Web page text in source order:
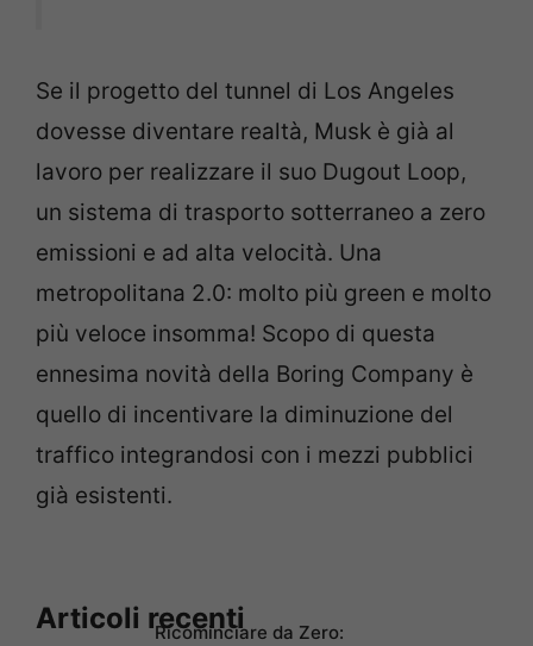
Se il progetto del tunnel di Los Angeles
dovesse diventare realtà, Musk è già al
lavoro per realizzare il suo Dugout Loop,
un sistema di trasporto sotterraneo a zero
emissioni e ad alta velocità. Una
metropolitana 2.0: molto più green e molto
più veloce insomma! Scopo di questa
ennesima novità della Boring Company è
quello di incentivare la diminuzione del
traffico integrandosi con i mezzi pubblici
già esistenti.
Articoli recentiRicominciare da Zero: